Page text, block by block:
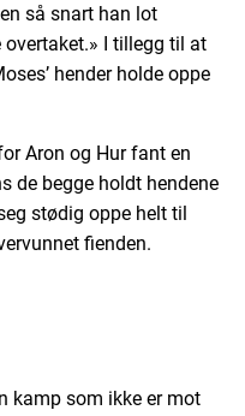
så snart han lot
I tillegg til at
hender holde oppe
Aron og Hur fant en
de begge holdt hendene
stødig oppe helt til
fienden.
kamp som ikke er mot